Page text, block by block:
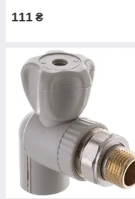
111 ₴